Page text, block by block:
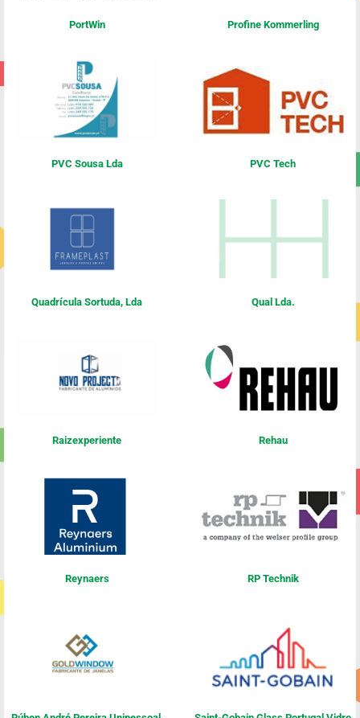
PortWin Profine Kommerling
PVC Sousa Lda PVC Tech
Quadrícula Sortuda, Lda Qual Lda.
Raizexperiente Rehau
Reynaers RP Technik